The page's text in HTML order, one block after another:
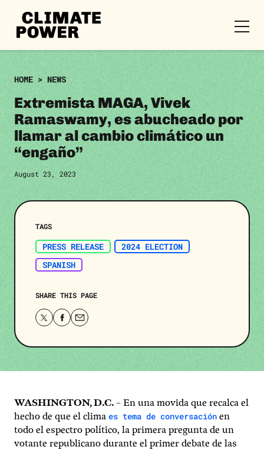
Skip to content
Skip to content
CLIMATE
POWER
HOME > NEWS
Extremista MAGA, Vivek
Ramaswamy, es abucheado por
llamar al cambio climático un
“engaño”
August 23, 2023
TAGS
PRESS RELEASE
2024 ELECTION
SPANISH
SHARE THIS PAGE
Share
page
Share
page
Share
page
WASHINGTON, D.C. – En una movida que recalca el
hecho de que el clima es tema de conversación en
todo el espectro político, la primera pregunta de un
votante republicano durante el primer debate de las